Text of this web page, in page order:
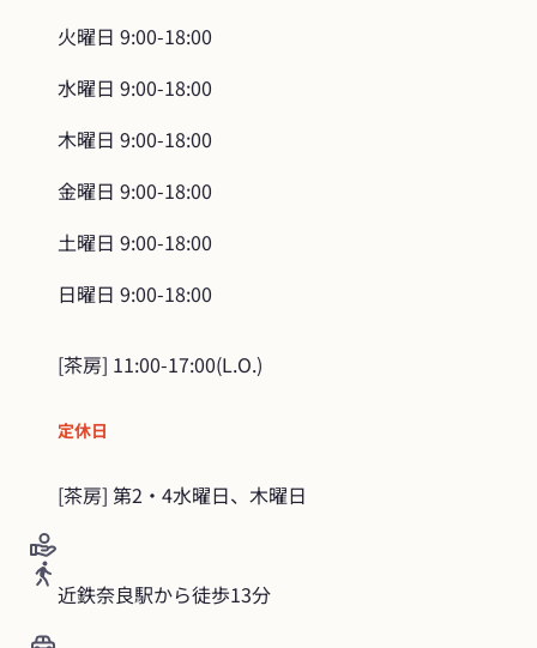
火曜日 9:00-18:00
水曜日 9:00-18:00
木曜日 9:00-18:00
金曜日 9:00-18:00
土曜日 9:00-18:00
日曜日 9:00-18:00
定休日
[茶房] 第2・4水曜日、木曜日
近鉄奈良駅から徒歩13分